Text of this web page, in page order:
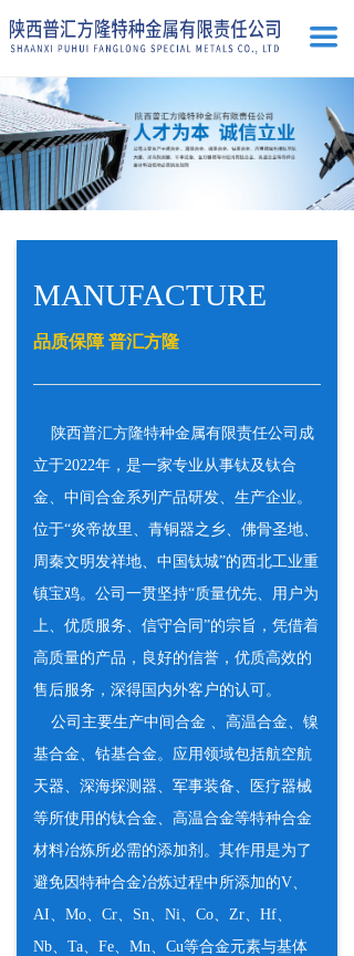
끀
陕西普汇方隆特种金属有限责任公司成
立于2022年，是一家专业从事钛及钛合
金、中间合金系列产品研发、生产企业。
位于“炎帝故里、青铜器之乡、佛骨圣地、
周秦文明发祥地、中国钛城”的西北工业重
镇宝鸡。公司一贯坚持“质量优先、用户为
上、优质服务、信守合同”的宗旨，凭借着
高质量的产品，良好的信誉，优质高效的
售后服务，深得国内外客户的认可。
公司主要生产中间合金 、高温合金、镍
基合金、钴基合金。应用领域包括航空航
天器、深海探测器、军事装备、医疗器械
等所使用的钛合金、高温合金等特种合金
材料冶炼所必需的添加剂。其作用是为了
避免因特种合金冶炼过程中所添加的V、
AI、Mo、Cr、Sn、Ni、Co、Zr、Hf、
Nb、Ta、Fe、Mn、Cu等合金元素与基体
MANUFACTURE
品质保障 普汇方隆